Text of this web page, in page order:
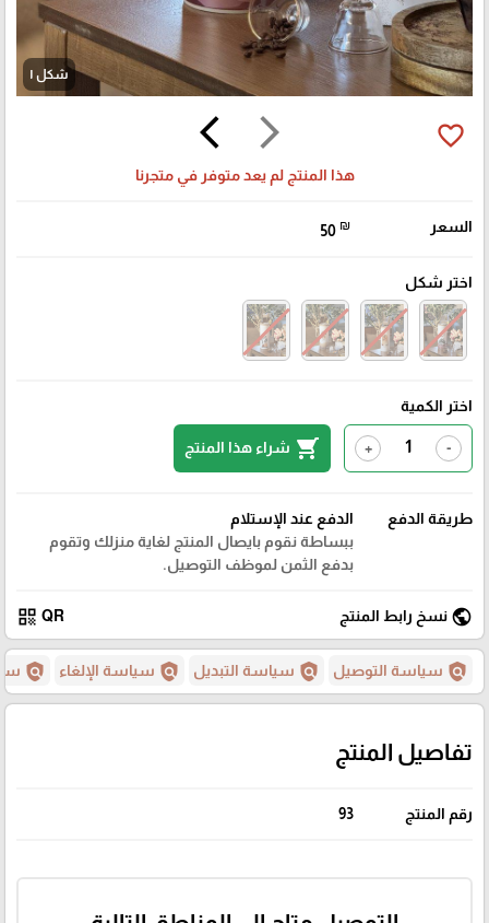
شكل ١
arrow_forward_ios
arrow_back_ios favorite_border
هذا المنتج لم يعد متوفر في متجرنا
السعر 50 ₪
اختر شكل
اختر الكمية
-
+
shopping_cart شراء هذا المنتج
طريقة الدفع
الدفع عند الإستلام
ببساطة نقوم بايصال المنتج لغاية منزلك وتقوم
بدفع الثمن لموظف التوصيل.
public نسخ رابط المنتج QR
qr_code
policy سياسة التوصيل policy سياسة التبديل policy سياسة الإلغاء policy
تفاصيل المنتج
رقم المنتج 93